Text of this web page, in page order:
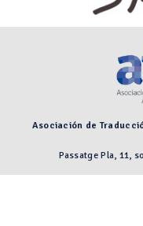
Asociación de
Passatge Pla, 11,